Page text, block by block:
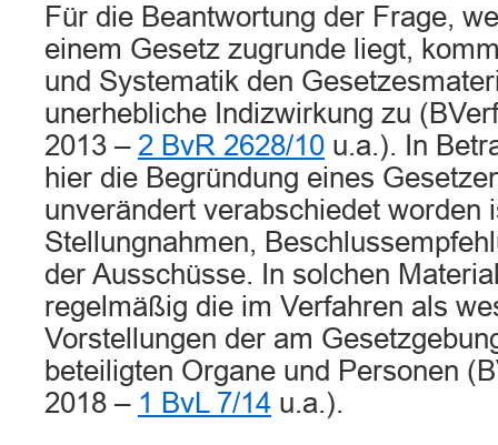
Für die Beantwortung der Frage,
einem Gesetz zugrunde liegt,
und Systematik den
unerhebliche Indizwirkung zu
2013 – 2 BvR 2628/10 u.a.). In
hier die Begründung eines
unverändert verabschiedet worden
Stellungnahmen,
der Ausschüsse. In solchen
regelmäßig die im Verfahren als
Vorstellungen der am
beteiligten Organe und Personen
2018 – 1 BvL 7/14 u.a.).